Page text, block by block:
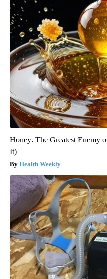
Honey: The Greatest Enemy
It)
Health Weekly